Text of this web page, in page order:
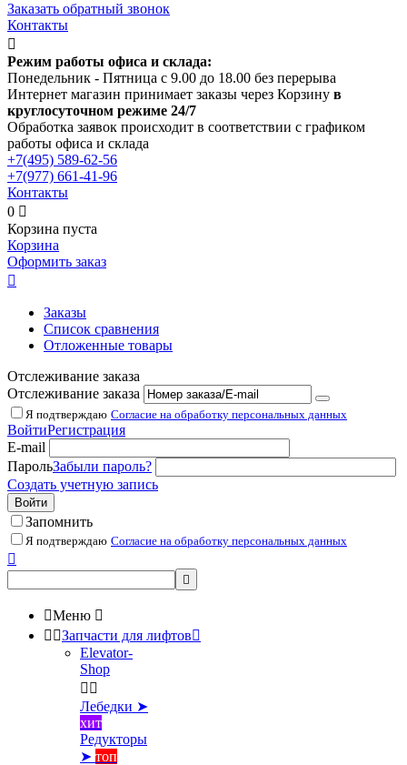
Заказать обратный звонок
Контакты

Режим работы офиса и склада:
Понедельник - Пятница с 9.00 до 18.00 без перерыва
Интернет магазин принимает заказы через Корзину в
круглосуточном режиме 24/7
Обработка заявок происходит в соответствии с графиком
работы офиса и склада
+7(495) 589-62-56
+7(977) 661-41-96
Контакты
0 
Корзина пуста
Корзина
Оформить заказ

Заказы
Список сравнения
Отложенные товары
Отслеживание заказа
Отслеживание заказа
Я подтверждаю Согласие на обработку персональных данных
ВойтиРегистрация
E-mail
ПарольЗабыли пароль?
Создать учетную запись
Войти
Запомнить
Я подтверждаю Согласие на обработку персональных данных


Меню 
 Запчасти для лифтов
Elevator-
Shop
 
Лебедки ➤
хит
Редукторы
➤ топ